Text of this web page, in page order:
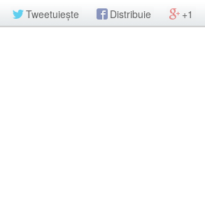
Tweetuiește Distribuie +1